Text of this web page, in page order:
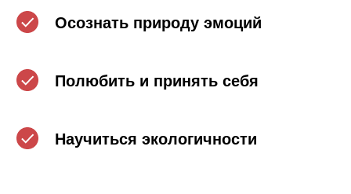
Осознать природу эмоций
Полюбить и принять себя
Научиться экологичности